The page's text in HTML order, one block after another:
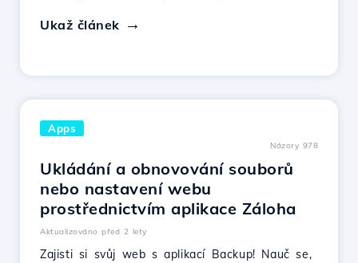
Ukaž článek
Apps
Názory 978
Ukládání a obnovování souborů
nebo nastavení webu
prostřednictvím aplikace Záloha
Aktualizováno před 2 lety
Zajisti si svůj web s aplikací Backup! Nauč se,